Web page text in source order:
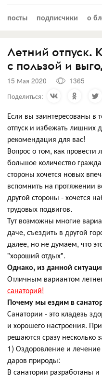
посты подписчики о
Летний отпуск.
с пользой и
15 Мая 2020
1365
Поделиться:
Если вы заинтересованы в
отпуск и избежать лишних
рекомендация для вас!
Вопрос о том, как провести
большое количество
стороны хочется новых
вспомнить на протяжении
другой стороны - хочется
трудовых подвигов.
Тут возможны многие
даче, съездить в другой
далее, но не думаем, что
"хороший отдых".
Однако, из данной
Отличным вариантом
санаторий!
Почему мы ездим в
Санатории - это кладезь
и хорошего настроения.
решаются сразу несколько
1) Оздоровление и
даров природы:
В санатории разработаны